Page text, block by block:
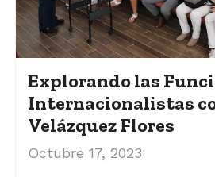
Explorando las
Internacionalistas
Velázquez Flores
Octubre 17, 2023